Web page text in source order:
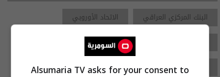
البنك المركزي العراقي
الاتحاد الأوروبي
السومرية نيوز
فلاح العامري
النفط العراق شؤون الطاقة
Alsumaria TV asks for your consent to